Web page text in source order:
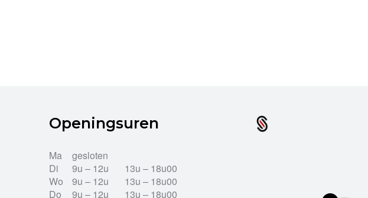
Openingsuren
Ma
gesloten
Di
9u – 12u
13u – 18u00
Wo
9u – 12u
13u – 18u00
Do
9u – 12u 13u – 18u00